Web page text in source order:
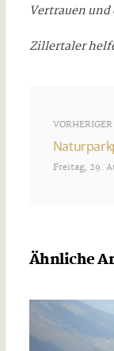
Vertrauen
Zillertaler
Freitag, 29.
Ähnliche